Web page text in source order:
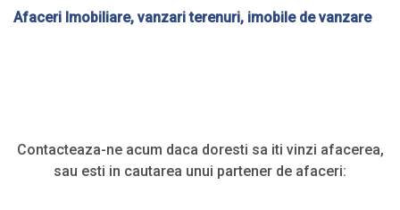
Afaceri Imobiliare, vanzari terenuri, imobile de vanzare
Contacteaza-ne acum daca doresti sa iti vinzi afacerea,
sau esti in cautarea unui partener de afaceri: